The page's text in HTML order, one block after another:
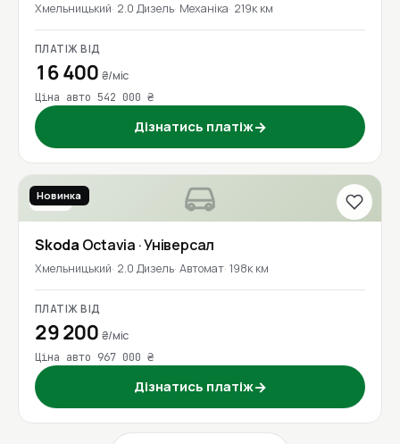
Хмельницький 2.0 Дизель Механіка 219к км
ПЛАТІЖ ВІД
16 400 ₴/міс
Ціна авто 542 000 ₴
Дізнатись платіж→
2021
Новинка
Skoda Octavia · Універсал
Хмельницький 2.0 Дизель Автомат 198к км
ПЛАТІЖ ВІД
29 200 ₴/міс
Ціна авто 967 000 ₴
Дізнатись платіж→